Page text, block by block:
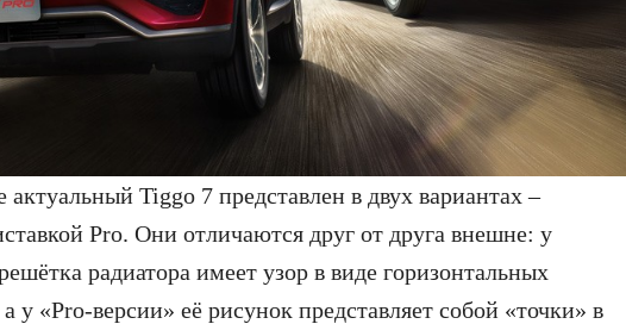
Tiggo 7 представлен в двух вариантах –
Pro. Они отличаются друг от друга внешне: у
радиатора имеет узор в виде горизонтальных
у «Pro-версии» её рисунок представляет собой «точки» в